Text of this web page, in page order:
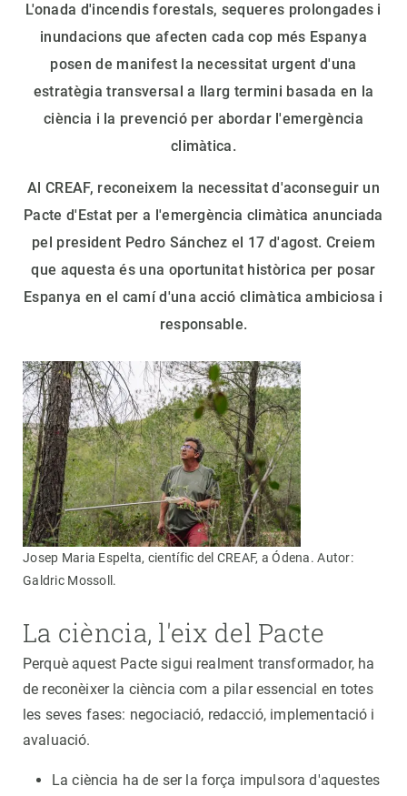
L'onada d'incendis forestals, sequeres prolongades i
inundacions que afecten cada cop més Espanya
posen de manifest la necessitat urgent d'una
estratègia transversal a llarg termini basada en la
ciència i la prevenció per abordar l'emergència
climàtica.
Al CREAF, reconeixem la necessitat d'aconseguir un
Pacte d'Estat per a l'emergència climàtica anunciada
pel president Pedro Sánchez el 17 d'agost. Creiem
que aquesta és una oportunitat històrica per posar
Espanya en el camí d'una acció climàtica ambiciosa i
responsable.
Josep Maria Espelta, científic del CREAF, a Ódena. Autor:
Galdric Mossoll.
La ciència, l'eix del Pacte
Perquè aquest Pacte sigui realment transformador, ha
de reconèixer la ciència com a pilar essencial en totes
les seves fases: negociació, redacció, implementació i
avaluació.
La ciència ha de ser la força impulsora d'aquestes